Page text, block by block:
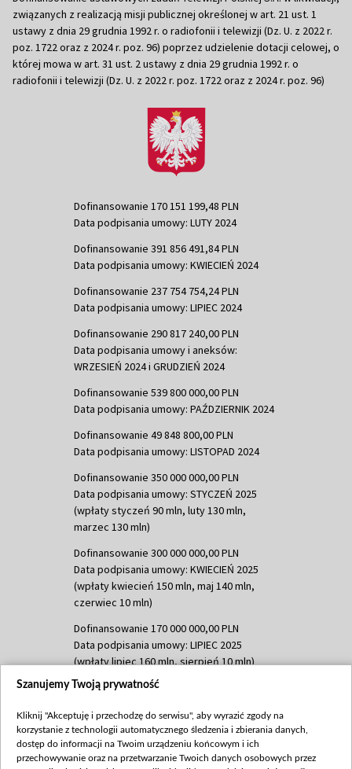
związanych z realizacją misji publicznej określonej w art. 21 ust. 1
ustawy z dnia 29 grudnia 1992 r. o radiofonii i telewizji (Dz. U. z 2022 r.
poz. 1722 oraz z 2024 r. poz. 96) poprzez udzielenie dotacji celowej, o
której mowa w art. 31 ust. 2 ustawy z dnia 29 grudnia 1992 r. o
radiofonii i telewizji (Dz. U. z 2022 r. poz. 1722 oraz z 2024 r. poz. 96)
Dofinansowanie 170 151 199,48 PLN
Data podpisania umowy: LUTY 2024
Dofinansowanie 391 856 491,84 PLN
Data podpisania umowy: KWIECIEŃ 2024
Dofinansowanie 237 754 754,24 PLN
Data podpisania umowy: LIPIEC 2024
Dofinansowanie 290 817 240,00 PLN
Data podpisania umowy i aneksów:
WRZESIEŃ 2024 i GRUDZIEŃ 2024
Dofinansowanie 539 800 000,00 PLN
Data podpisania umowy: PAŹDZIERNIK 2024
Dofinansowanie 49 848 800,00 PLN
Data podpisania umowy: LISTOPAD 2024
Dofinansowanie 350 000 000,00 PLN
Data podpisania umowy: STYCZEŃ 2025
(wpłaty styczeń 90 mln, luty 130 mln,
marzec 130 mln)
Dofinansowanie 300 000 000,00 PLN
Data podpisania umowy: KWIECIEŃ 2025
(wpłaty kwiecień 150 mln, maj 140 mln,
czerwiec 10 mln)
Dofinansowanie 170 000 000,00 PLN
Data podpisania umowy: LIPIEC 2025
(wpłaty lipiec 160 mln, sierpień 10 mln)
Dofinansowanie 60 000 000,00 PLN
(wpłata wrzesień 60 mln)
Dofinansowanie 635 783 051,21 PLN
Data podpisania umowy: WRZESIEŃ 2025
Szanujemy Twoją prywatność
Kliknij "Akceptuję i przechodzę do serwisu", aby wyrazić zgody na
korzystanie z technologii automatycznego śledzenia i zbierania danych,
dostęp do informacji na Twoim urządzeniu końcowym i ich
przechowywanie oraz na przetwarzanie Twoich danych osobowych przez